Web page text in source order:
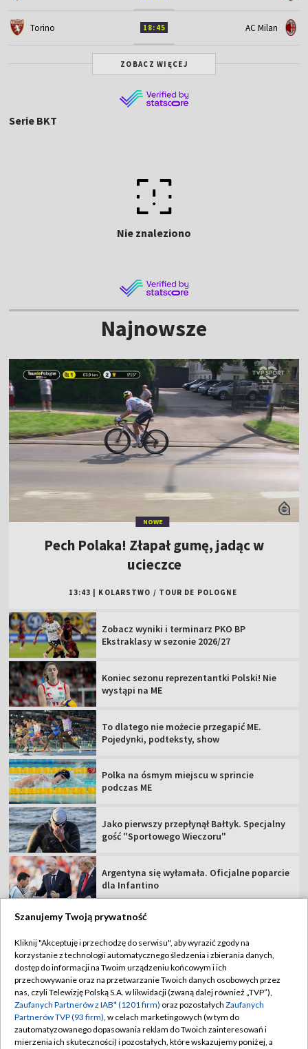
Torino 18:45 AC Milan
ZOBACZ WIĘCEJ
Serie BKT
Nie znaleziono
Najnowsze
NOWE
Pech Polaka! Złapał gumę, jadąc w
ucieczce
13:43 KOLARSTWO / TOUR DE POLOGNE
Zobacz wyniki i terminarz PKO BP
Ekstraklasy w sezonie 2026/27
Koniec sezonu reprezentantki Polski! Nie
wystąpi na ME
To dlatego nie możecie przegapić ME.
Pojedynki, podteksty, show
Polka na ósmym miejscu w sprincie
podczas ME
Jako pierwszy przepłynął Bałtyk. Specjalny
gość "Sportowego Wieczoru"
Argentyna się wyłamała. Oficjalne poparcie
dla Infantino
TVP
Abonament TVP
Sklep TVP
Biuro Reklamy
Regulamin TVP
Polityka prywatności
Moje zgody
Szanujemy Twoją prywatność
Kliknij "Akceptuję i przechodzę do serwisu", aby wyrazić zgody na
korzystanie z technologii automatycznego śledzenia i zbierania danych,
dostęp do informacji na Twoim urządzeniu końcowym i ich
przechowywanie oraz na przetwarzanie Twoich danych osobowych przez
nas, czyli Telewizję Polską S.A. w likwidacji (zwaną dalej również „TVP”),
Zaufanych Partnerów z IAB* (1201 firm) oraz pozostałych Zaufanych
Partnerów TVP (93 firm), w celach marketingowych (w tym do
zautomatyzowanego dopasowania reklam do Twoich zainteresowań i
mierzenia ich skuteczności) i pozostałych, które wskazujemy poniżej, a